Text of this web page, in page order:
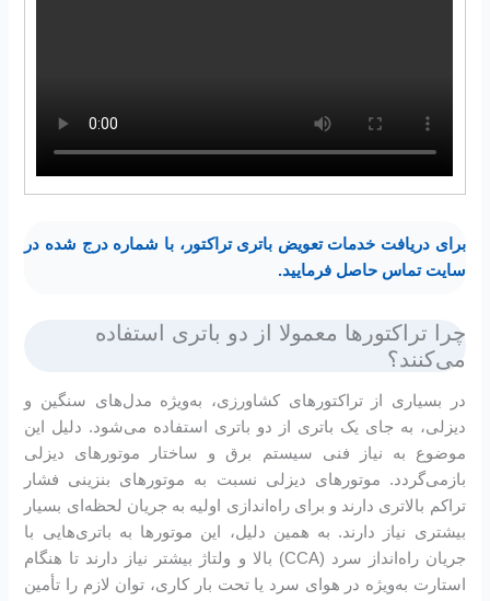
برای دریافت خدمات تعویض باتری تراکتور، با شماره درج شده در
سایت تماس حاصل فرمایید.
چرا تراکتور‌ها معمولا از دو باتری استفاده
می‌کنند؟
در بسیاری از تراکتورهای کشاورزی، به‌ویژه مدل‌های سنگین و
دیزلی، به جای یک باتری از دو باتری استفاده می‌شود. دلیل این
موضوع به نیاز فنی سیستم برق و ساختار موتورهای دیزلی
بازمی‌گردد. موتورهای دیزلی نسبت به موتورهای بنزینی فشار
تراکم بالاتری دارند و برای راه‌اندازی اولیه به جریان لحظه‌ای بسیار
بیشتری نیاز دارند. به همین دلیل، این موتورها به باتری‌هایی با
جریان راه‌انداز سرد (CCA) بالا و ولتاژ بیشتر نیاز دارند تا هنگام
استارت به‌ویژه در هوای سرد یا تحت بار کاری، توان لازم را تأمین